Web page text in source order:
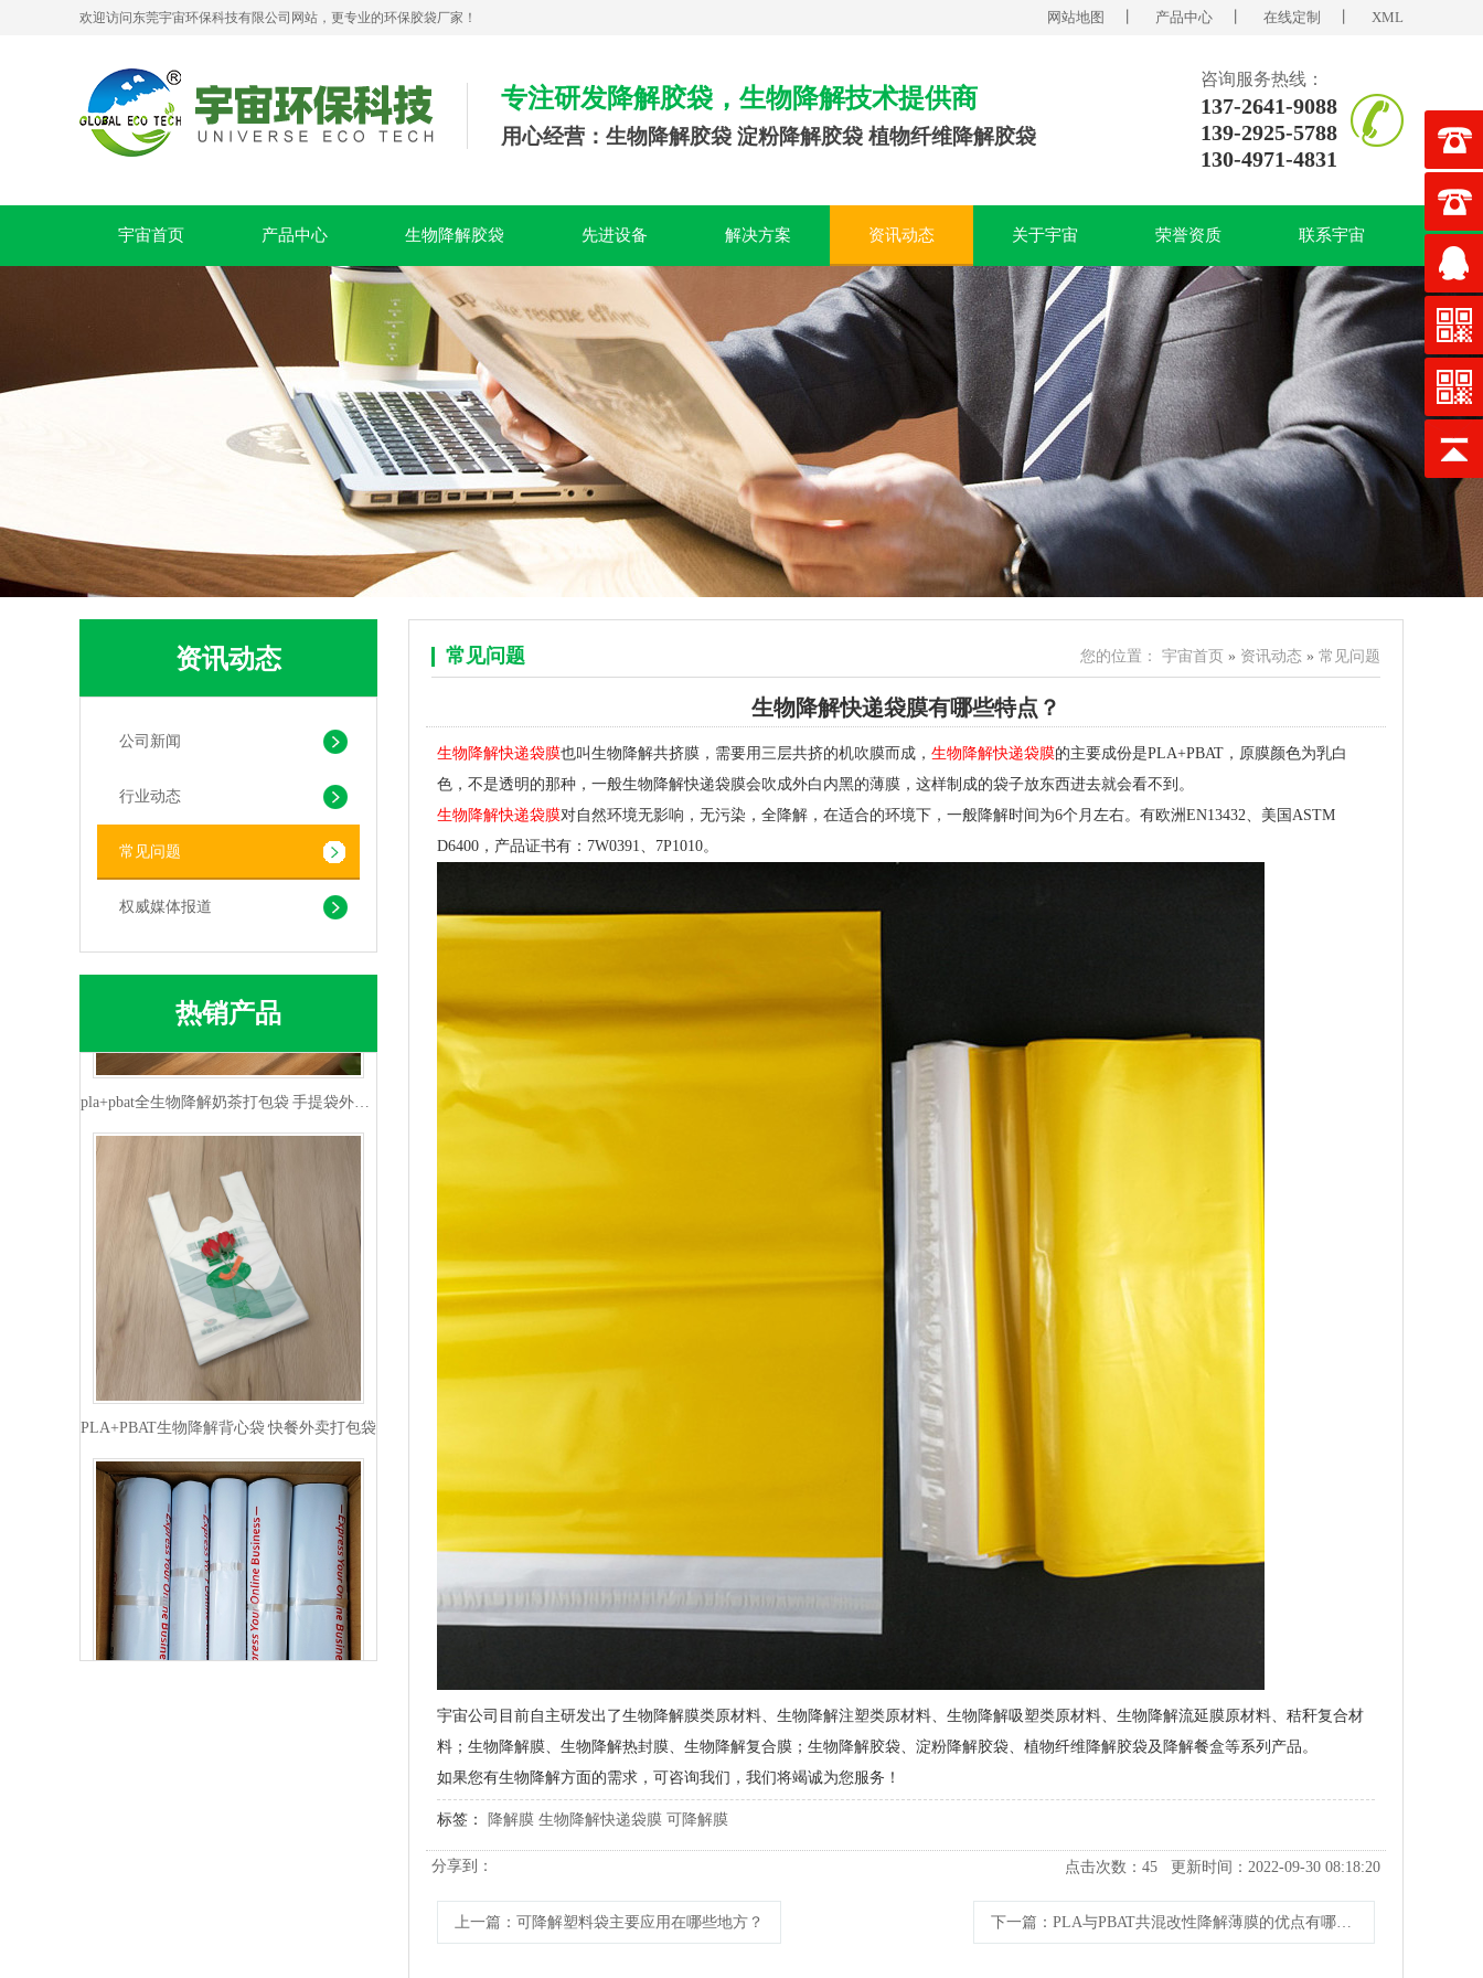
欢迎访问东莞宇宙环保科技有限公司网站，更专业的环保胶袋厂家！ 网站地图 产品中心 在线定制 XML
专注研发降解胶袋，生物降解技术提供商
用心经营：生物降解胶袋 淀粉降解胶袋 植物纤维降解胶袋
咨询服务热线：
137-2641-9088
139-2925-5788
130-4971-4831
宇宙首页 产品中心 生物降解胶袋 先进设备 解决方案 资讯动态 关于宇宙 荣誉资质 联系宇宙
资讯动态
公司新闻
行业动态
常见问题
权威媒体报道
热销产品
PLA+PBAT全生物降解贴骨袋 密封包装袋 五金包装
pla+pbat全生物降解奶茶打包袋 手提袋外卖包装
PLA+PBAT生物降解背心袋 快餐外卖打包袋
常见问题 您的位置： 宇宙首页 » 资讯动态 » 常见问题
生物降解快递袋膜有哪些特点？
生物降解快递袋膜也叫生物降解共挤膜，需要用三层共挤的机吹膜而成， 生物降解快递袋膜的主要成份是PLA+PBAT，原膜颜色为乳白
色，不是透明的那种，一般生物降解快递袋膜会吹成外白内黑的薄膜，这样制成的袋子放东西进去就会看不到。
生物降解快递袋膜对自然环境无影响，无污染，全降解，在适合的环境下，一般降解时间为6个月左右。有欧洲EN13432、美国ASTM
D6400，产品证书有：7W0391、7P1010。
宇宙公司目前自主研发出了生物降解膜类原材料、生物降解注塑类原材料、生物降解吸塑类原材料、生物降解流延膜原材料、秸秆复合材
料；生物降解膜、生物降解热封膜、生物降解复合膜；生物降解胶袋、淀粉降解胶袋、植物纤维降解胶袋及降解餐盒等系列产品。
如果您有生物降解方面的需求，可咨询我们，我们将竭诚为您服务！
标签： 降解膜 生物降解快递袋膜 可降解膜
分享到： 点击次数： 45 更新时间：2022-09-30 08:18:20
上一篇 ：可降解塑料袋主要应用在哪些地方？ 下一篇 ：PLA与PBAT共混改性降解薄膜的优点有哪些？